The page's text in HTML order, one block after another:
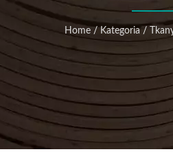
100% ekologiczny
Home / Kategoria /